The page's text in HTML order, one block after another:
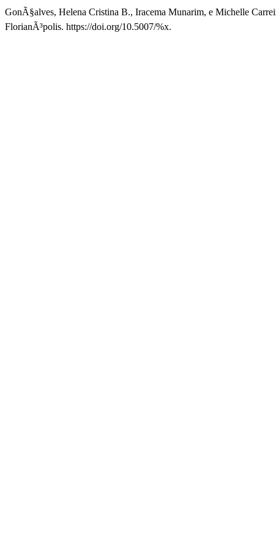
GonÃ§alves, Helena Cristina B., Iracema Munarim, e Michelle
FlorianÃ³polis. https://doi.org/10.5007/%x.